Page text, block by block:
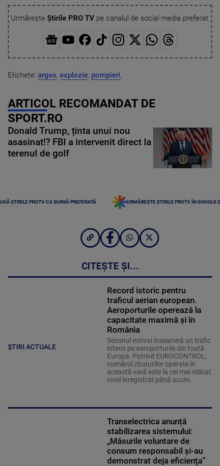
Urmărește Știrile PRO TVpe canalul de social media preferat:
Etichete: arges, explozie, pompieri,
ARTICOL RECOMANDAT DE
SPORT.RO
Donald Trump, ținta unui nou
asasinat!? FBI a intervenit direct la
terenul de golf
ȘTIRILE PROTV CA SURSĂ PREFERATĂ URMĂREȘTE ȘTIRILE PROTV ÎN GOOGLE
CITEȘTE ȘI...
ȘTIRI ACTUALE
Record istoric pentru
traficul aerian european.
Aeroporturile operează la
capacitate maximă și în
România
Sezonul estival înseamnă un trafic
intens pe aeroporturile din toată
Europa. Potrivit EUROCONTROL,
numărul zborurilor operate în
această vară este la cel mai ridicat
nivel înregistrat până acum.
Transelectrica anunță
stabilizarea sistemului:
„Măsurile voluntare de
consum responsabil şi-au
demonstrat deja eficienţa”